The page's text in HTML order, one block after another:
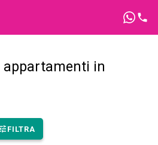
appartamenti in
FILTRA